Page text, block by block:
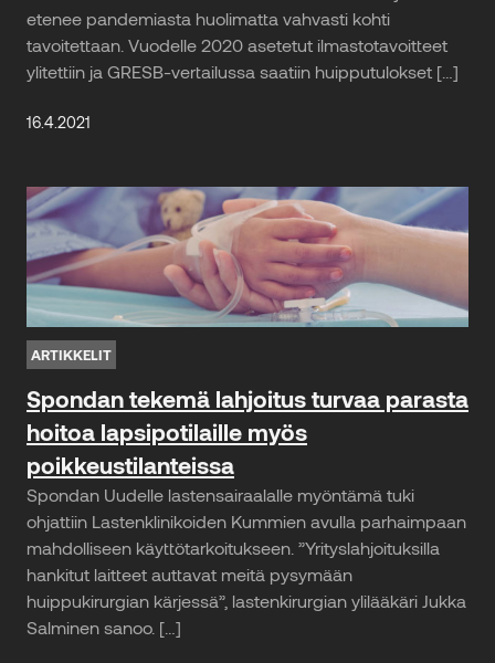
etenee pandemiasta huolimatta vahvasti kohti
tavoitettaan. Vuodelle 2020 asetetut ilmastotavoitteet
ylitettiin ja GRESB-vertailussa saatiin huipputulokset […]
16.4.2021
ARTIKKELIT
Spondan tekemä lahjoitus turvaa parasta
hoitoa lapsipotilaille myös
poikkeustilanteissa
Spondan Uudelle lastensairaalalle myöntämä tuki
ohjattiin Lastenklinikoiden Kummien avulla parhaimpaan
mahdolliseen käyttötarkoitukseen. ”Yrityslahjoituksilla
hankitut laitteet auttavat meitä pysymään
huippukirurgian kärjessä”, lastenkirurgian ylilääkäri Jukka
Salminen sanoo. […]